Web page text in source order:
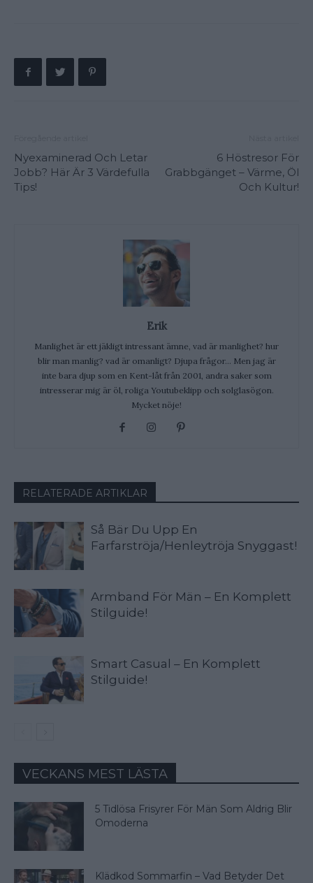
Nyexaminerad Och Letar
Jobb? Här Är 3 Värdefulla
Tips!
6 Höstresor För
Grabbgänget – Värme, Öl
Och Kultur!
Erik
Manlighet är ett jäkligt intressant ämne, vad är manlighet? hur
blir man manlig? vad är omanligt? Djupa frågor... Men jag är
inte bara djup som en Kent-låt från 2001, andra saker som
intresserar mig är öl, roliga Youtubeklipp och solglasögon.
Mycket nöje!
RELATERADE ARTIKLAR
Så Bär Du Upp En
Farfarströja/Henleytröja Snyggast!
Armband För Män – En Komplett
Stilguide!
Smart Casual – En Komplett
Stilguide!
VECKANS MEST LÄSTA
5 Tidlösa Frisyrer För Män Som Aldrig Blir
Omoderna
Klädkod Sommarfin – Vad Betyder Det